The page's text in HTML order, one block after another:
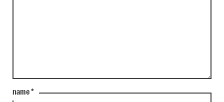
name*